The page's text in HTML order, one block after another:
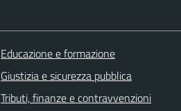
Educazione e formazione
Giustizia e sicurezza pubblica
Tributi, finanze e contravvenzioni